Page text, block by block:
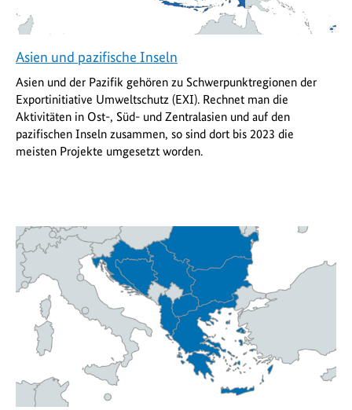
Asien und pazifische Inseln
Asien und der Pazifik gehören zu Schwerpunktregionen der
Exportinitiative Umweltschutz (EXI). Rechnet man die
Aktivitäten in Ost-, Süd- und Zentralasien und auf den
pazifischen Inseln zusammen, so sind dort bis 2023 die
meisten Projekte umgesetzt worden.